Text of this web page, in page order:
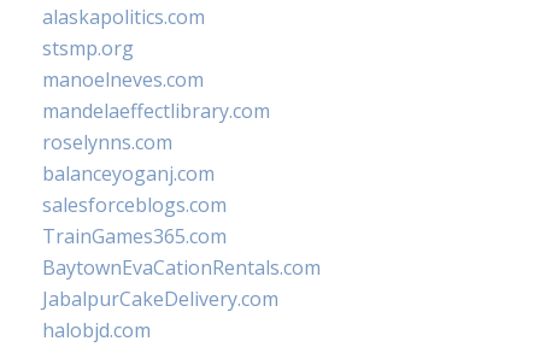
alaskapolitics.com
stsmp.org
manoelneves.com
mandelaeffectlibrary.com
roselynns.com
balanceyoganj.com
salesforceblogs.com
TrainGames365.com
BaytownEvaCationRentals.com
JabalpurCakeDelivery.com
halobjd.com